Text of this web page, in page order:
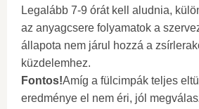
Legalább 7-9 órát kell aludnia,
az anyagcsere folyamatok a
állapota nem járul hozzá a
küzdelemhez.
Fontos!Amíg a fülcimpák teljes
eredménye el nem éri, jól